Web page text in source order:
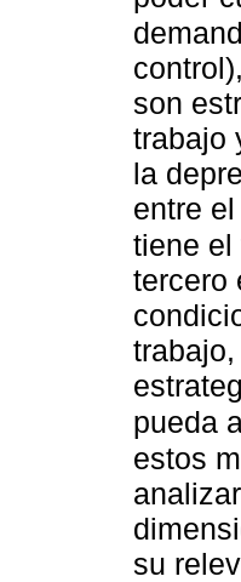
son
trabajo
la
entre
tiene
tercero
pueda
estos
su